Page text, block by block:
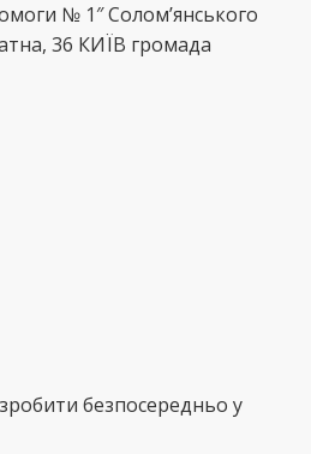
№ 1″ Солом’янського
36 КИЇВ громада
безпосередньо у